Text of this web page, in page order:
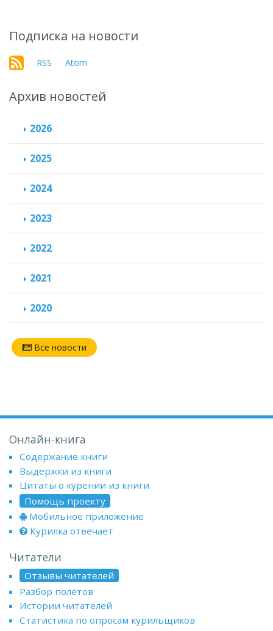
Подписка на новости
RSS Atom
Архив новостей
2026
2025
2024
2023
2022
2021
2020
Все новости
Онлайн-книга
Содержание книги
Выдержки из книги
Цитаты о курении из книги
Помощь проекту
Мобильное приложение
Курилка отвечает
Читатели
Отзывы читателей
Разбор полётов
Истории читателей
Статистика по опросам курильщиков